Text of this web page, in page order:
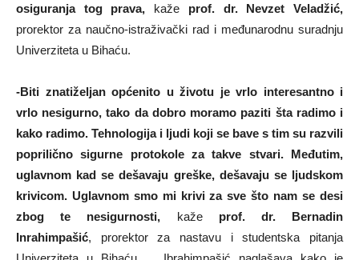
osiguranja tog prava, kaže prof. dr. Nevzet Veladžić,
prorektor za naučno-istraživački rad i međunarodnu suradnju
Univerziteta u Bihaću.
-Biti znatiželjan općenito u životu je vrlo interesantno i
vrlo nesigurno, tako da dobro moramo paziti šta radimo i
kako radimo. Tehnologija i ljudi koji se bave s tim su razvili
poprilično sigurne protokole za takve stvari. Međutim,
uglavnom kad se dešavaju greške, dešavaju se ljudskom
krivicom. Uglavnom smo mi krivi za sve što nam se desi
zbog te nesigurnosti, kaže prof. dr. Bernadin
Inrahimpašić, prorektor za nastavu i studentska pitanja